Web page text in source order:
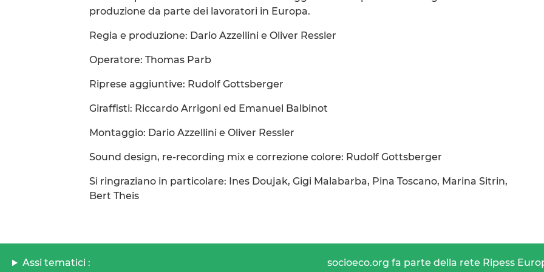
produzione da parte dei lavoratori in Europa.
Regia e produzione: Dario Azzellini e Oliver Ressler
Operatore: Thomas Parb
Riprese aggiuntive: Rudolf Gottsberger
Giraffisti: Riccardo Arrigoni ed Emanuel Balbinot
Montaggio: Dario Azzellini e Oliver Ressler
Sound design, re-recording mix e correzione colore: Rudolf Gottsberger
Si ringraziano in particolare: Ines Doujak, Gigi Malabarba, Pina Toscano, Marina Sitrin,
Bert Theis
Assi tematici :
socioeco.org fa parte della rete Ripess